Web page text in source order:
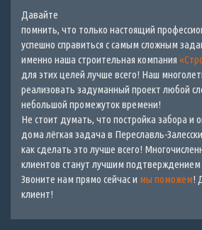
Давайте
помнить, что только настоящий
успешно справиться с самым сложным
именно наша строительная компания
для этих целей лучше всего! Наш
реализовать задуманный проект любой
небольшой промежуток времени!
Не стоит думать, что постройка забора и
дома лёгкая задача в Переславль-
как сделать это лучше всего!
клиентов станут лучшим подтверждением
Звоните нам прямо сейчас и мы поможем!
клиент!